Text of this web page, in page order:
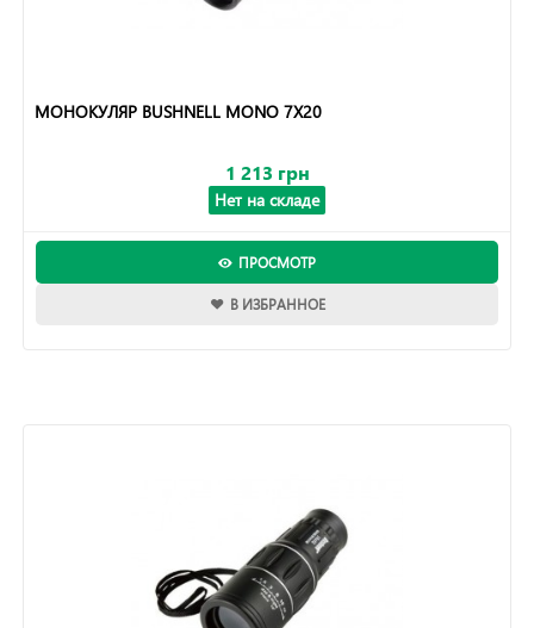
МОНОКУЛЯР BUSHNELL MONO 7X20
1 213 грн
Нет на складе
ПРОСМОТР
В ИЗБРАННОЕ